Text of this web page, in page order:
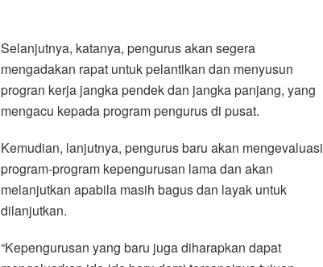
Selanjutnya, katanya, pengurus akan segera
mengadakan rapat untuk pelantikan dan menyusun
progran kerja jangka pendek dan jangka panjang, yang
mengacu kepada program pengurus di pusat.
Kemudian, lanjutnya, pengurus baru akan mengevaluasi
program-program kepengurusan lama dan akan
melanjutkan apabila masih bagus dan layak untuk
dilanjutkan.
“Kepengurusan yang baru juga diharapkan dapat